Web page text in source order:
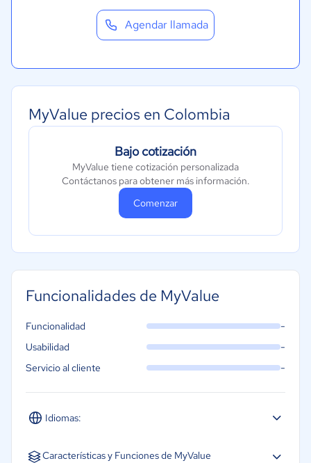
Agendar llamada
MyValue precios en Colombia
Bajo cotización
MyValue tiene cotización personalizada
Contáctanos para obtener más información.
Comenzar
Funcionalidades de MyValue
Idiomas:
Español
Funcionalidad -
Usabilidad -
Servicio al cliente -
Características y Funciones de MyValue